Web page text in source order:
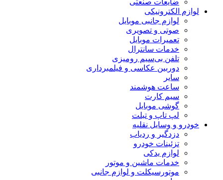
ضایعات صنعتی
لوازم الکترونیکی
لوازم جانبی موبایل
صوتی و تصویری
تعمیرات موبایل
خدمات سانترال
تلفن بی‌سیم رومیزی
دوربین عکاسی و فیلمبرداری
سایر
ساعت هوشمند
سیم کارت
گوشی موبایل
لپ تاپ و تبلت
خودرو و وسایل نقلیه
دزدگیر و ردیاب
تزئینات خودرو
لوازم یدکی
خدمات ماشین و موتور
موتورسیکلت و لوازم جانبی